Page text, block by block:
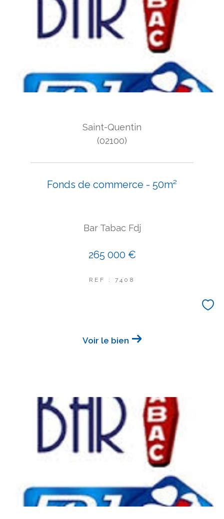
Saint-Quentin
(02100)
Fonds de commerce - 50m²
Bar Tabac Fdj
265 000 €
REF : 7408
Voir le bien